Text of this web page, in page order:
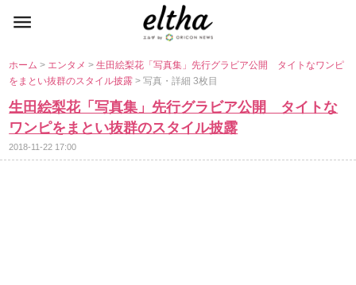
ホーム> エンタメ>生田絵梨花「写真集」先行グラビア公開 タイトなワンピ
をまとい抜群のスタイル披露> 写真・詳細 3枚目
生田絵梨花「写真集」先行グラビア公開 タイトな
ワンピをまとい抜群のスタイル披露
2018-11-22 17:00